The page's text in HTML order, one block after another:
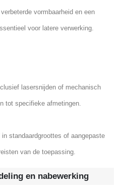
vormbaarheid en een
voor latere verwerking.
lasersnijden of mechanisch
tot specifieke afmetingen.
standaardgroottes of aangepaste
van de toepassing.
en nabewerking